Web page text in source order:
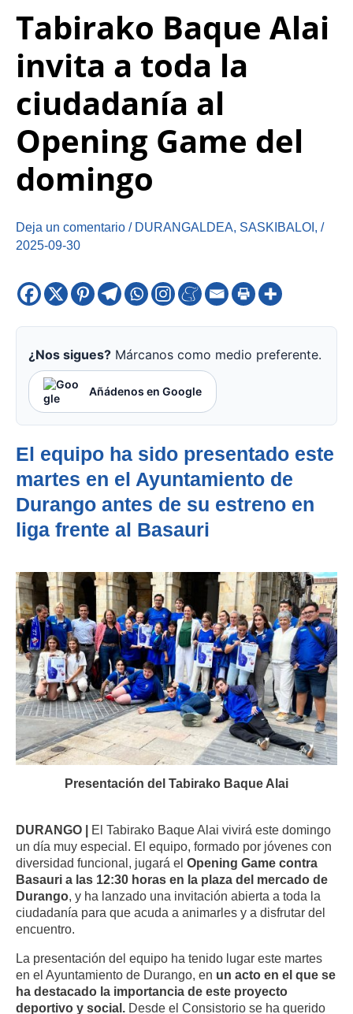
Tabirako Baque Alai
invita a toda la
ciudadanía al
Opening Game del
domingo
Deja un comentario / DURANGALDEA, SASKIBALOI, /
2025-09-30
¿Nos sigues? Márcanos como medio preferente.
Añádenos en Google
El equipo ha sido presentado este
martes en el Ayuntamiento de
Durango antes de su estreno en
liga frente al Basauri
Presentación del Tabirako Baque Alai
DURANGO | El Tabirako Baque Alai vivirá este domingo
un día muy especial. El equipo, formado por jóvenes con
diversidad funcional, jugará el Opening Game contra
Basauri a las 12:30 horas en la plaza del mercado de
Durango, y ha lanzado una invitación abierta a toda la
ciudadanía para que acuda a animarles y a disfrutar del
encuentro.
La presentación del equipo ha tenido lugar este martes
en el Ayuntamiento de Durango, en un acto en el que se
ha destacado la importancia de este proyecto
deportivo y social. Desde el Consistorio se ha querido